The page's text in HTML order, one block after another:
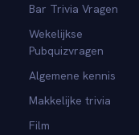
Bar Trivia Vragen
Wekelijkse
Pubquizvragen
Algemene kennis
Makkelijke trivia
Film